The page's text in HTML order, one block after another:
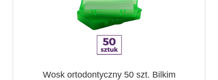
Wosk ortodontyczny 50 szt. Bilkim